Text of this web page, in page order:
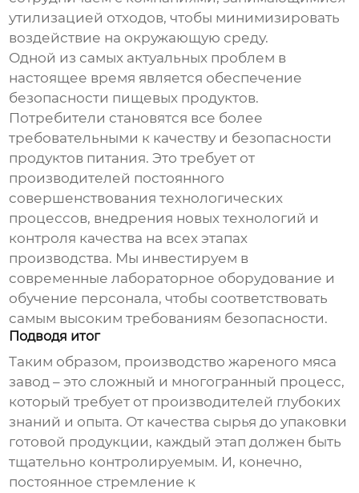
утилизацией отходов, чтобы минимизировать
воздействие на окружающую среду.
Одной из самых актуальных проблем в
настоящее время является обеспечение
безопасности пищевых продуктов.
Потребители становятся все более
требовательными к качеству и безопасности
продуктов питания. Это требует от
производителей постоянного
совершенствования технологических
процессов, внедрения новых технологий и
контроля качества на всех этапах
производства. Мы инвестируем в
современные лабораторное оборудование и
обучение персонала, чтобы соответствовать
самым высоким требованиям безопасности.
Подводя итог
Таким образом, производствожареного мяса
завод – это сложный и многогранный процесс,
который требует от производителей глубоких
знаний и опыта. От качества сырья до упаковки
готовой продукции, каждый этап должен быть
тщательно контролируемым. И, конечно,
постоянное стремление к